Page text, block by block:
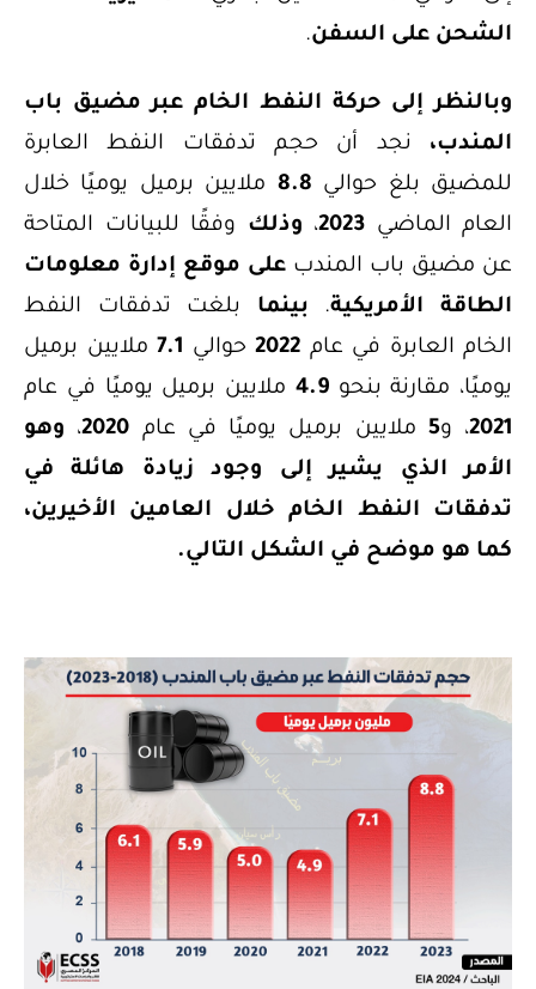
الشحن على السفن.
وبالنظر إلى حركة النفط الخام عبر مضيق باب
المندب،نجد أن حجم تدفقات النفط العابرة
للمضيق بلغ حوالي 8.8ملايين برميل يوميًا خلال
العام الماضي 2023، وذلكوفقًا للبيانات المتاحة
عن مضيق باب المندبعلى موقع إدارة معلومات
الطاقة الأمريكية. بينمابلغت تدفقات النفط
الخام العابرة في عام2022حوالي7.1ملايين برميل
يوميًا، مقارنة بنحو4.9ملايين برميل يوميًا في عام
2021، و 5ملايين برميل يوميًا في عام 2020، وهو
الأمر الذي يشير إلى وجود زيادة هائلة في
تدفقات النفط الخام خلال العامين الأخيرين،
كما هو موضح في الشكل التالي.